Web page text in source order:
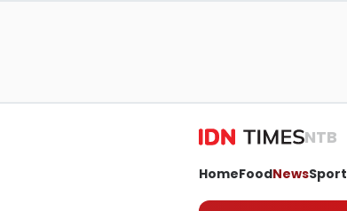
NTB
HomeFoodNewsSport